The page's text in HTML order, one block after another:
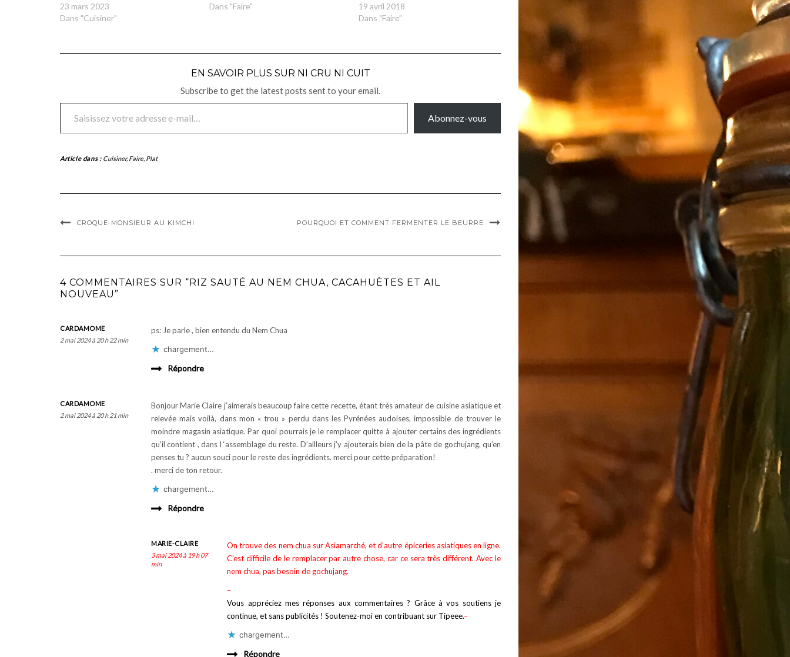
23 mars 2023
Dans "Cuisiner"
Dans "Faire"
19 avril 2018
Dans "Faire"
EN SAVOIR PLUS SUR NI CRU NI CUIT
Subscribe to get the latest posts sent to your email.
Saisissez votre adresse e-mail…
Abonnez-vous
Article dans : Cuisiner,Faire, Plat
CROQUE-MONSIEUR AU KIMCHI POURQUOI ET COMMENT FERMENTER LE BEURRE
4 COMMENTAIRES SUR “RIZ SAUTÉ AU NEM CHUA, CACAHUÈTES ET AIL
NOUVEAU”
CARDAMOME
2 mai 2024 à 20 h 22 min
ps: Je parle , bien entendu du Nem Chua
chargement…
Répondre
CARDAMOME
2 mai 2024 à 20 h 21 min
Bonjour Marie Claire j’aimerais beaucoup faire cette recette, étant très amateur de cuisine asiatique et
relevée mais voilà, dans mon « trou » perdu dans les Pyrénées audoises, impossible de trouver le
moindre magasin asiatique. Par quoi pourrais je le remplacer quitte à ajouter certains des ingrédients
qu’il contient , dans l ‘assemblage du reste. D’ailleurs j’y ajouterais bien de la pâte de gochujang, qu’en
penses tu ? aucun souci pour le reste des ingrédients. merci pour cette préparation!
. merci de ton retour.
chargement…
Répondre
MARIE-CLAIRE
3 mai 2024 à 19 h 07
min
On trouve des nem chua sur Asiamarché, et d’autre épiceries asiatiques en ligne.
C’est difficile de le remplacer par autre chose, car ce sera très différent. Avec le
nem chua, pas besoin de gochujang.
–
Vous appréciez mes réponses aux commentaires ? Grâce à vos soutiens je
continue, et sans publicités ! Soutenez-moi en contribuant sur Tipeee.–
chargement…
Répondre